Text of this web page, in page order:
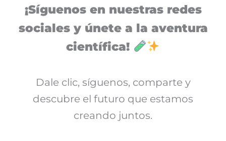
¡Síguenos en nuestras redes
sociales y únete a la aventura
científica!
Dale clic, síguenos, comparte y
descubre el futuro que estamos
creando juntos.